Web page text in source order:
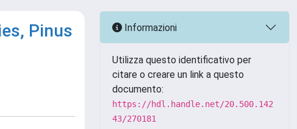
Pinus
Informazioni
Utilizza questo identificativo per
citare o creare un link a questo
documento:
https://hdl.handle.net/20.500.142
43/270181